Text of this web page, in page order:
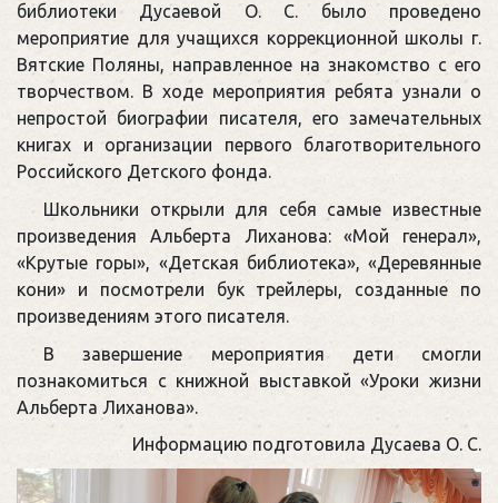
библиотеки Дусаевой О. С. было проведено
мероприятие для учащихся коррекционной школы г.
Вятские Поляны, направленное на знакомство с его
творчеством. В ходе мероприятия ребята узнали о
непростой биографии писателя, его замечательных
книгах и организации первого благотворительного
Российского Детского фонда.
Школьники открыли для себя самые известные
произведения Альберта Лиханова: «Мой генерал»,
«Крутые горы», «Детская библиотека», «Деревянные
кони» и посмотрели бук трейлеры, созданные по
произведениям этого писателя.
В завершение мероприятия дети смогли
познакомиться с книжной выставкой «Уроки жизни
Альберта Лиханова».
Информацию подготовила Дусаева О. С.